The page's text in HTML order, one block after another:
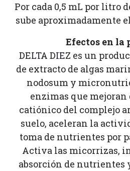
Por cada 0,5 mL por litro
sube aproximadamente
Efectos en la
DELTA DIEZ es un
de extracto de algas
nodosum y
enzimas que
catiónico del complejo
suelo, aceleran la
toma de nutrientes por
Activa las micorrizas,
absorción de nutrientes